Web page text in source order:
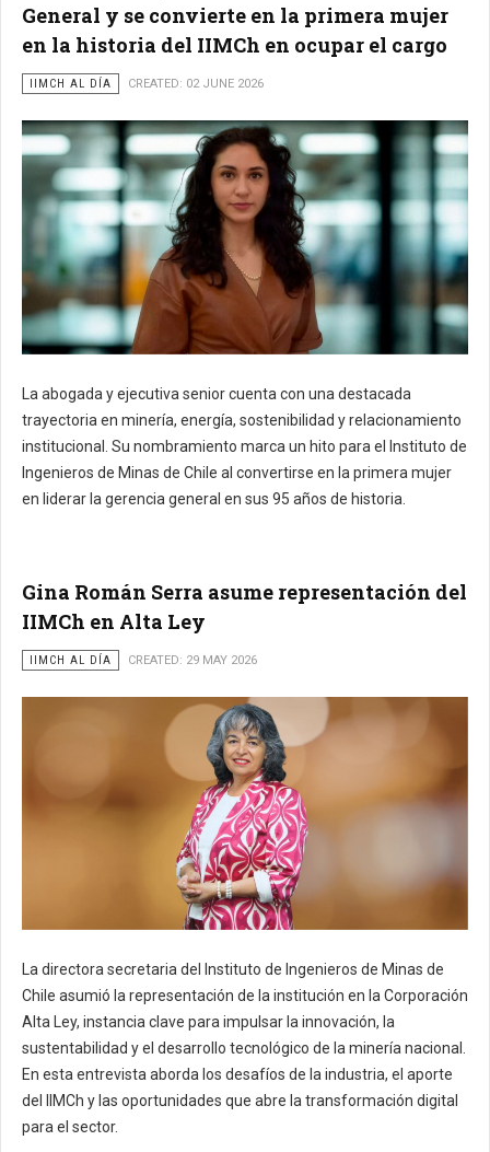
General y se convierte en la primera mujer
en la historia del IIMCh en ocupar el cargo
IIMCH AL DÍA CREATED: 02 JUNE 2026
La abogada y ejecutiva senior cuenta con una destacada
trayectoria en minería, energía, sostenibilidad y relacionamiento
institucional. Su nombramiento marca un hito para el Instituto de
Ingenieros de Minas de Chile al convertirse en la primera mujer
en liderar la gerencia general en sus 95 años de historia.
Gina Román Serra asume representación del
IIMCh en Alta Ley
IIMCH AL DÍA CREATED: 29 MAY 2026
La directora secretaria del Instituto de Ingenieros de Minas de
Chile asumió la representación de la institución en la Corporación
Alta Ley, instancia clave para impulsar la innovación, la
sustentabilidad y el desarrollo tecnológico de la minería nacional.
En esta entrevista aborda los desafíos de la industria, el aporte
del IIMCh y las oportunidades que abre la transformación digital
para el sector.